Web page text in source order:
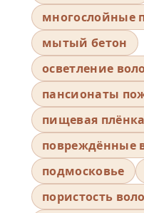
многослойные
мытый бетон
осветление
пансионаты
пищевая плёнка
повреждённые
подмосковье
пористость